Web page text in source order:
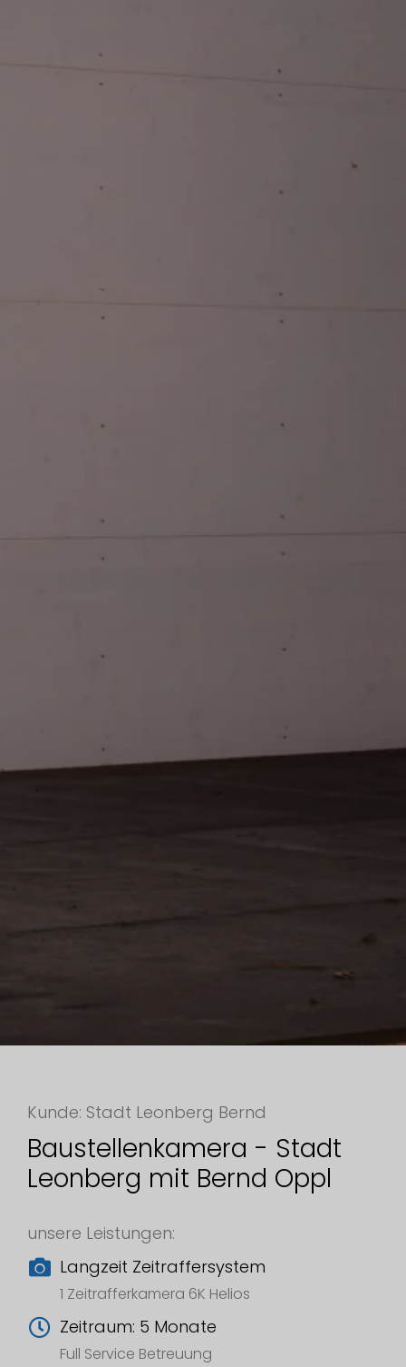
Kunde: Stadt Leonberg Bernd
Baustellenkamera - Stadt
Leonberg mit Bernd Oppl
unsere Leistungen:
Langzeit Zeitraffersystem
1 Zeitrafferkamera 6K Helios
Zeitraum: 5 Monate
Full Service Betreuung